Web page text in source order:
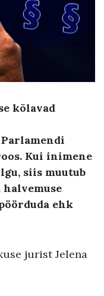
kõlavad
Kui inimene
siis muutub
ehk
jurist Jelena